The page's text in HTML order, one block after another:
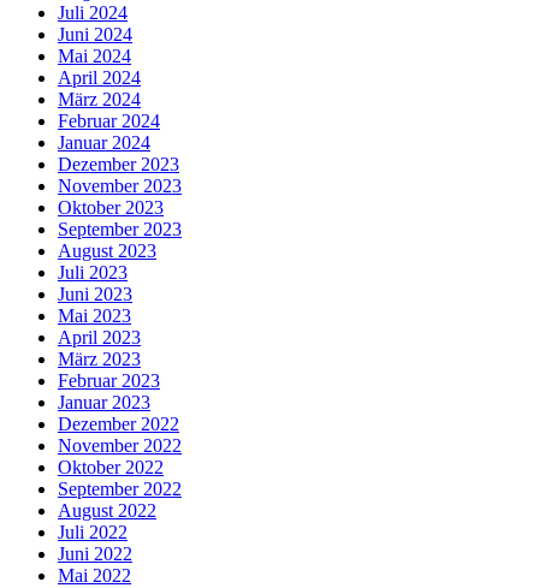
Juli 2024
Juni 2024
Mai 2024
April 2024
März 2024
Februar 2024
Januar 2024
Dezember 2023
November 2023
Oktober 2023
September 2023
August 2023
Juli 2023
Juni 2023
Mai 2023
April 2023
März 2023
Februar 2023
Januar 2023
Dezember 2022
November 2022
Oktober 2022
September 2022
August 2022
Juli 2022
Juni 2022
Mai 2022